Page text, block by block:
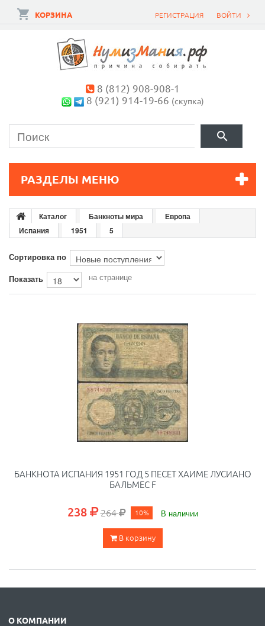
ВОЙТИ
РЕГИСТРАЦИЯ
КОРЗИНА
8 (812) 908-908-1
8 (921) 914-19-66 (скупка)
РАЗДЕЛЫ МЕНЮ
Каталог Банкноты мира
Еврoпа
Испания
1951 5
Сортировка по
Показать
на странице
БАНКНОТА ИСПАНИЯ 1951 ГОД 5 ПЕСЕТ ХАИМЕ ЛУСИАНО
БАЛЬМЕС F
238 264 10% В наличии
В корзину
О КОМПАНИИ